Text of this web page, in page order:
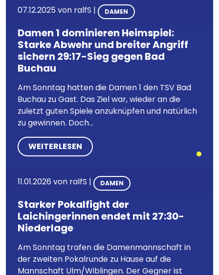
07.12.2025 von ralfS | DAMEN
Damen 1 dominieren Heimspiel:
Starke Abwehr und breiter Angriff
sichern 29:17-Sieg gegen Bad
Buchau
Am Sonntag hatten die Damen 1 den TSV Bad
Buchau zu Gast. Das Ziel war, wieder an die
zuletzt guten Spiele anzuknüpfen und natürlich
zu gewinnen. Doch...
WEITERLESEN
11.01.2026 von ralfS | DAMEN
Starker Pokalfight der
Laichingerinnen endet mit 27:30-
Niederlage
Am Sonntag trafen die Damenmannschaft in
der zweiten Pokalrunde zu Hause auf die
Mannschaft Ulm/Wiblingen. Der Gegner ist